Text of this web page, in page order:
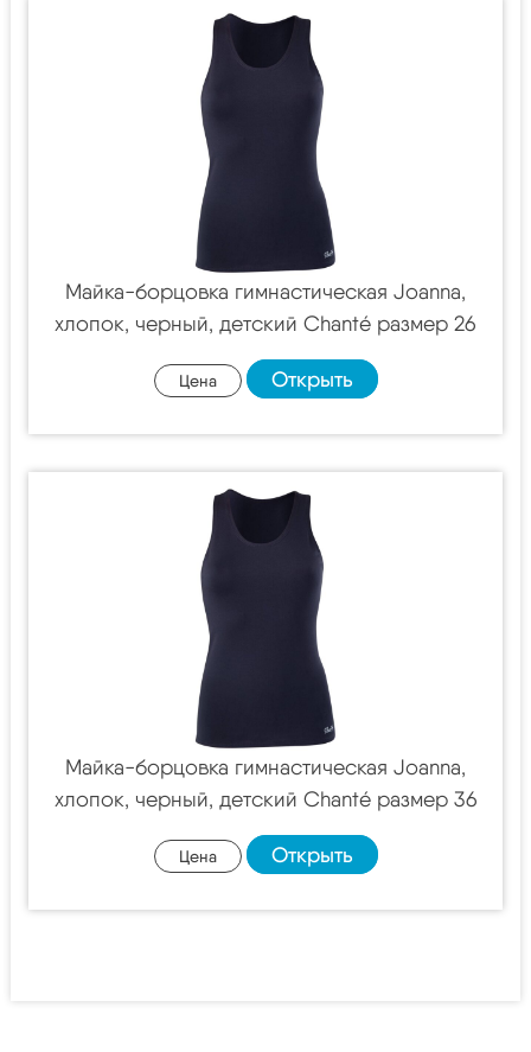
Майка-борцовка гимнастическая Joanna,
хлопок, черный, детский Chanté размер 26
Цена Открыть
Майка-борцовка гимнастическая Joanna,
хлопок, черный, детский Chanté размер 36
Цена Открыть